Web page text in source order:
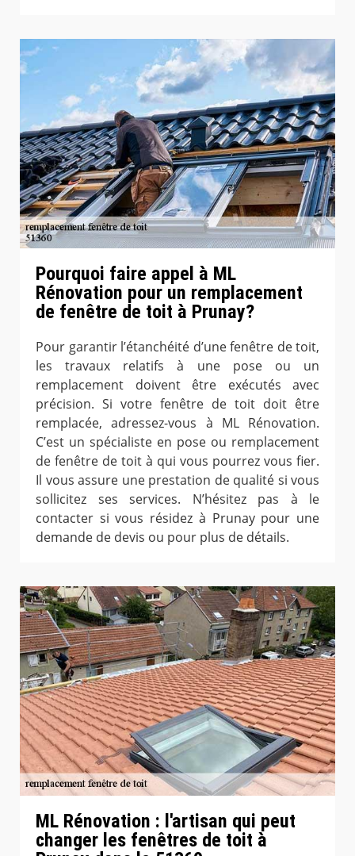
Pourquoi faire appel à ML
Rénovation pour un remplacement
de fenêtre de toit à Prunay?
Pour garantir l’étanchéité d’une fenêtre de toit,
les travaux relatifs à une pose ou un
remplacement doivent être exécutés avec
précision. Si votre fenêtre de toit doit être
remplacée, adressez-vous à ML Rénovation.
C’est un spécialiste en pose ou remplacement
de fenêtre de toit à qui vous pourrez vous fier.
Il vous assure une prestation de qualité si vous
sollicitez ses services. N’hésitez pas à le
contacter si vous résidez à Prunay pour une
demande de devis ou pour plus de détails.
ML Rénovation : l'artisan qui peut
changer les fenêtres de toit à